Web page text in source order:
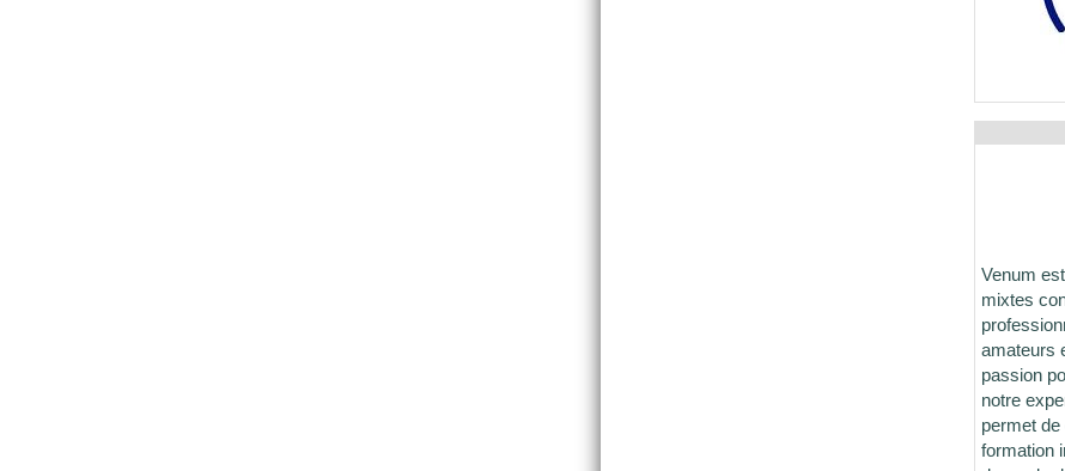
Venum
mixtes
amateurs
passion
notre
permet
formation